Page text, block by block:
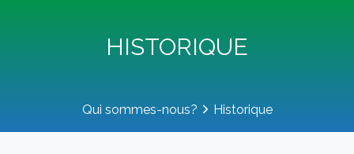
HISTORIQUE
Qui sommes-nous? Historique